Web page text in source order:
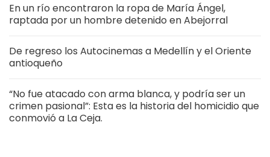
En un río encontraron la ropa de María Ángel,
raptada por un hombre detenido en Abejorral
De regreso los Autocinemas a Medellín y el Oriente
antioqueño
“No fue atacado con arma blanca, y podría ser un
crimen pasional”: Esta es la historia del homicidio que
conmovió a La Ceja.